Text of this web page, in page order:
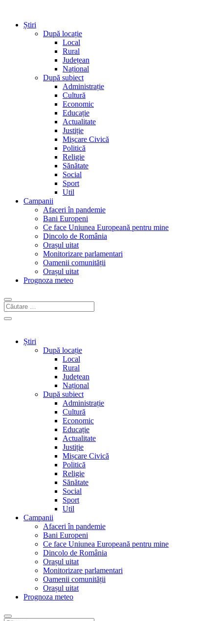
Știri
După locație
Local
Rural
Județean
Național
După subiect
Administrație
Cultură
Economic
Educație
Actualitate
Justiție
Mișcare Civică
Politică
Religie
Sănătate
Social
Sport
Util
Campanii
Afaceri în pandemie
Bani Europeni
Ce face Uniunea Europeană pentru mine
Dincolo de România
Orașul uitat
Monitorizare parlamentari
Oamenii comunității
Orașul uitat
Prognoza meteo
Știri
După locație
Local
Rural
Județean
Național
După subiect
Administrație
Cultură
Economic
Educație
Actualitate
Justiție
Mișcare Civică
Politică
Religie
Sănătate
Social
Sport
Util
Campanii
Afaceri în pandemie
Bani Europeni
Ce face Uniunea Europeană pentru mine
Dincolo de România
Orașul uitat
Monitorizare parlamentari
Oamenii comunității
Orașul uitat
Prognoza meteo